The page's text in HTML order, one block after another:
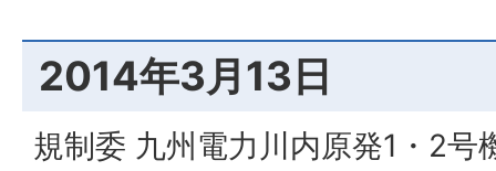
2014年3月13日
規制委 九州電力川内原発1・2号